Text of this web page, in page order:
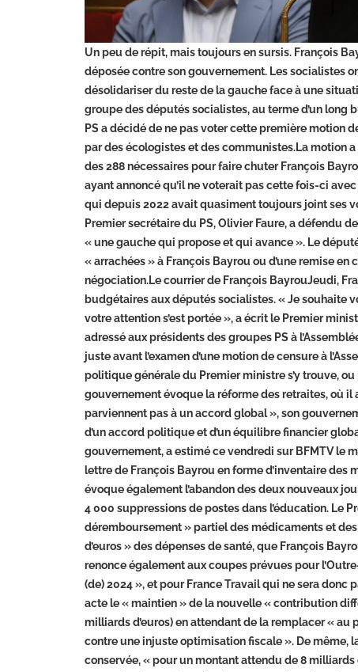
Un peu de répit, mais toujours en sursis. François
déposée contre son gouvernement. Les socialistes
désolidariser du reste de la gauche face à une
groupe des députés socialistes, au terme d’un long
PS a décidé de ne pas voter cette première motion
par des écologistes et des communistes.La motion
des 288 nécessaires pour faire chuter François
ayant annoncé qu’il ne voterait pas cette fois-ci
qui depuis 2022 avait quasiment toujours joint ses
Premier secrétaire du PS, Olivier Faure, a défendu
« une gauche qui propose et qui avance ». Le
« arrachées » à François Bayrou ou d’une remise
négociation.Le courrier de François BayrouJeudi,
budgétaires aux députés socialistes. « Je souhaite
votre attention s’est portée », a écrit le Premier
adressé aux présidents des groupes PS à
juste avant l’examen d’une motion de censure à
politique générale du Premier ministre s’y trouve,
gouvernement évoque la réforme des retraites, où
parviennent pas à un accord global », son
d’un accord politique et d’un équilibre financier
gouvernement, a estimé ce vendredi sur BFMTV le
lettre de François Bayrou en forme d’inventaire
évoque également l’abandon des deux nouveaux
4 000 suppressions de postes dans l’éducation. Le
déremboursement » partiel des médicaments et
d’euros » des dépenses de santé, que François
renonce également aux coupes prévues pour
(de) 2024 », et pour France Travail qui ne sera
acte le « maintien » de la nouvelle « contribution
milliards d’euros) en attendant de la remplacer «
contre une injuste optimisation fiscale ». De même,
conservée, « pour un montant attendu de 8 milliards